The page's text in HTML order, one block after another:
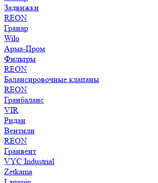
Задвижки
REON
Гранар
Wilo
Арма-Пром
Фильтры
REON
Балансировочные клапаны
REON
Гранбаланс
VIR
Ридан
Вентили
REON
Гранвент
VYC Industrial
Zetkama